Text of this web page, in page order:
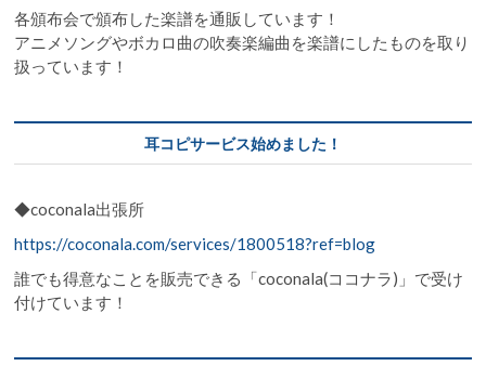
各頒布会で頒布した楽譜を通販しています！
アニメソングやボカロ曲の吹奏楽編曲を楽譜にしたものを取り
扱っています！
耳コピサービス始めました！
◆coconala出張所
https://coconala.com/services/1800518?ref=blog
誰でも得意なことを販売できる「coconala(ココナラ)」で受け
付けています！